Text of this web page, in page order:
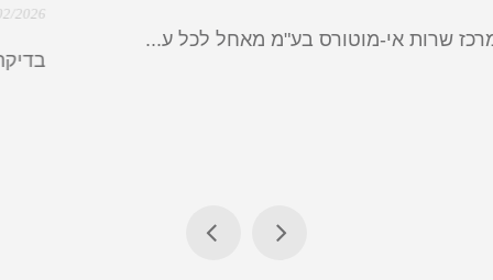
צוות מרכז שרות אי-מוטורס בע"מ מאחל לכל ע...